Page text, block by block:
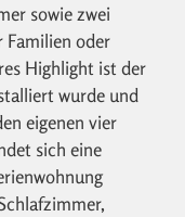
sowie zwei
Familien oder
Highlight ist der
wurde und
eigenen vier
sich eine